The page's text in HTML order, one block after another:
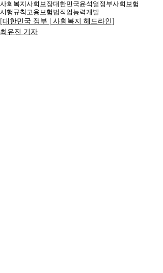
사회복지사회보장대한민국윤석열정부사회보험
시행규칙 고용보험법직업능력개발
[대한민국 정부 | 사회복지 헤드라인]
최유진 기자